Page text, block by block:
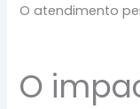
O atendimento
O